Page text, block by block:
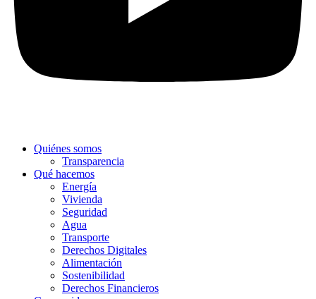
Quiénes somos
Transparencia
Qué hacemos
Energía
Vivienda
Seguridad
Agua
Transporte
Derechos Digitales
Alimentación
Sostenibilidad
Derechos Financieros